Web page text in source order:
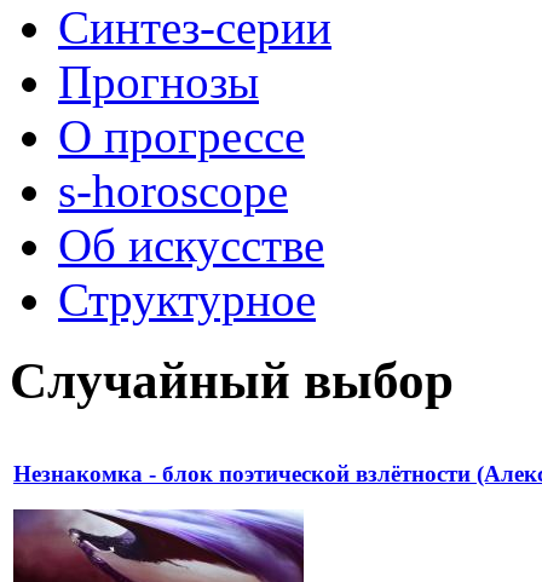
Синтез-серии
Прогнозы
О прогрессе
s-horoscope
Об искусстве
Структурное
Случайный выбор
Незнакомка - блок поэтической взлётности